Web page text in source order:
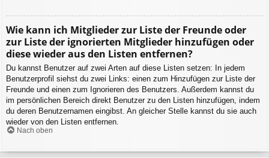
Wie kann ich Mitglieder zur Liste der Freunde oder
zur Liste der ignorierten Mitglieder hinzufügen oder
diese wieder aus den Listen entfernen?
Du kannst Benutzer auf zwei Arten auf diese Listen setzen: In jedem
Benutzerprofil siehst du zwei Links: einen zum Hinzufügen zur Liste der
Freunde und einen zum Ignorieren des Benutzers. Außerdem kannst du
im persönlichen Bereich direkt Benutzer zu den Listen hinzufügen, indem
du deren Benutzernamen eingibst. An gleicher Stelle kannst du sie auch
wieder von den Listen entfernen.
Nach oben